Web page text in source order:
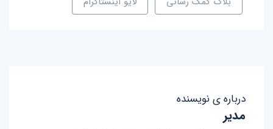
درباره ی نویسنده
مدیر